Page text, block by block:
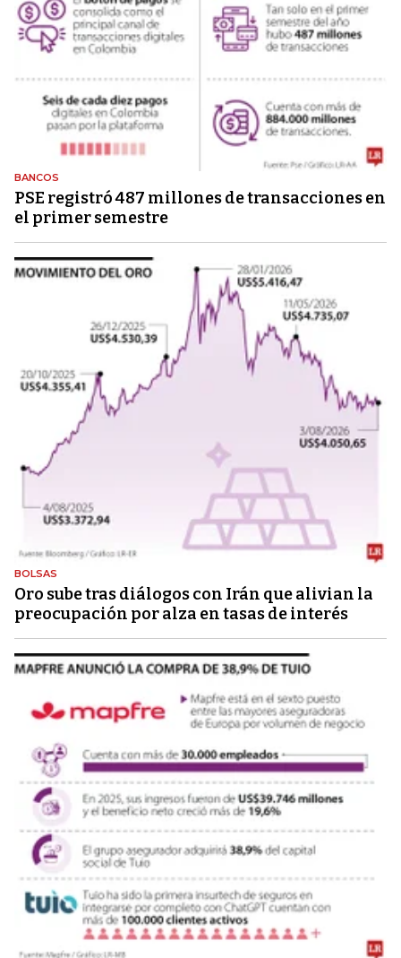
BANCOS
PSE registró 487 millones de transacciones en
el primer semestre
BOLSAS
Oro sube tras diálogos con Irán que alivian la
preocupación por alza en tasas de interés